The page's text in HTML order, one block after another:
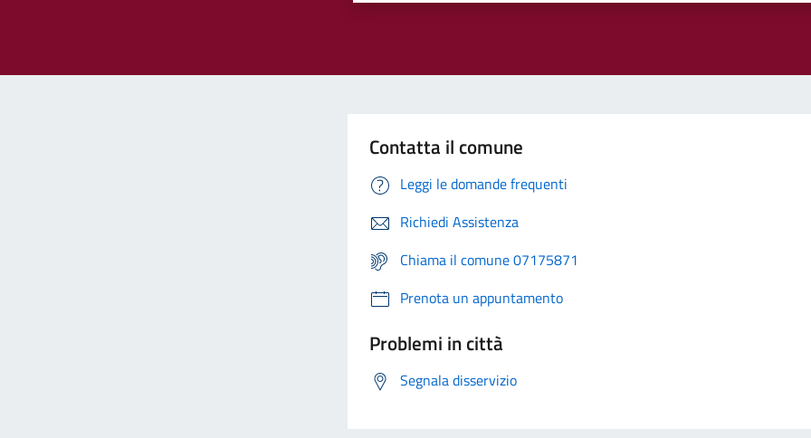
Contatta il comune
Leggi le domande frequenti
Richiedi Assistenza
Chiama il comune 07175871
Prenota un appuntamento
Problemi in città
Segnala disservizio